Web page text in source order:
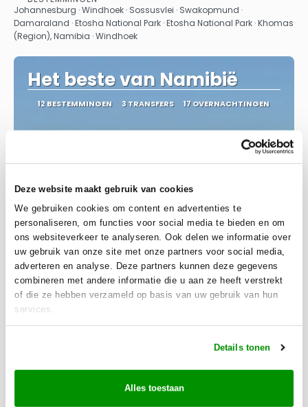
Deze website maakt gebruik van cookies
We gebruiken cookies om content en advertenties te
personaliseren, om functies voor social media te bieden en om
ons websiteverkeer te analyseren. Ook delen we informatie over
uw gebruik van onze site met onze partners voor social media,
adverteren en analyse. Deze partners kunnen deze gegevens
combineren met andere informatie die u aan ze heeft verstrekt
of die ze hebben verzameld op basis van uw gebruik van hun
services.
Details tonen
Alles toestaan
Bekijk
Johannesburg · Windhoek · Sossusvlei · Swakopmund ·
Damaraland · Etosha National Park · Etosha National Park · Khomas
(Region), Namibia · Windhoek
Het beste van Namibië
12 BESTEMMINGEN 3 TRANSFERS 17 OVERNACHTINGEN
o.v.v. wijzigingen
11.349 €
Bekijk
Johannesburg · Windhoek · Mariental · Fish River Canyon · Aus ·
Sossusvlei · Swakopmund · Twyfelfontein · Etosha National Park ·